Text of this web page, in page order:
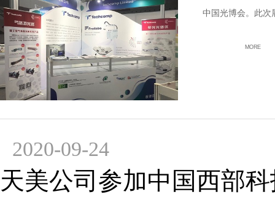
中国光博会。此次
MORE
2020-09-24
天美公司参加中国西部